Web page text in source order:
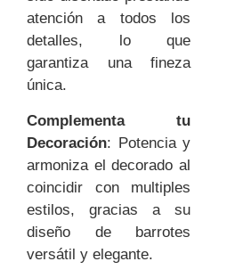
atención a todos los
detalles, lo que
garantiza una fineza
única.
Complementa tu
Decoración: Potencia y
armoniza el decorado al
coincidir con multiples
estilos, gracias a su
diseño de barrotes
versátil y elegante.